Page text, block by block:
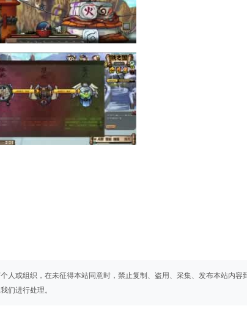
人或组织，在未征得本站同意时，禁止复制、盗用、采集、发布本站内容
们进行处理。